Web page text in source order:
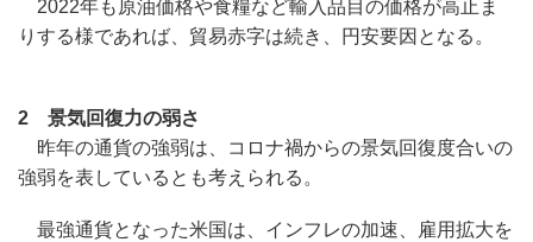
2022年も原油価格や食糧など輸入品目の価格が高止ま
りする様であれば、貿易赤字は続き、円安要因となる。
2 景気回復力の弱さ
昨年の通貨の強弱は、コロナ禍からの景気回復度合いの
強弱を表しているとも考えられる。
最強通貨となった米国は、インフレの加速、雇用拡大を